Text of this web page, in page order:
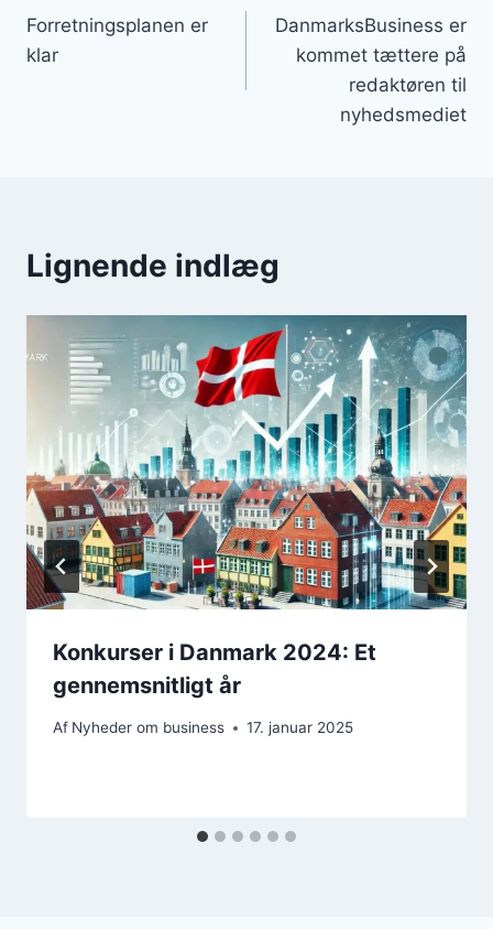
Forretningsplanen er
klar
DanmarksBusiness er
kommet tættere på
redaktøren til
nyhedsmediet
Lignende indlæg
Konkurser i Danmark 2024: Et
gennemsnitligt år
Af Nyheder om business 17. januar 2025